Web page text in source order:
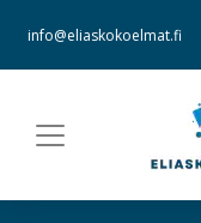
info@eliaskokoelmat.fi